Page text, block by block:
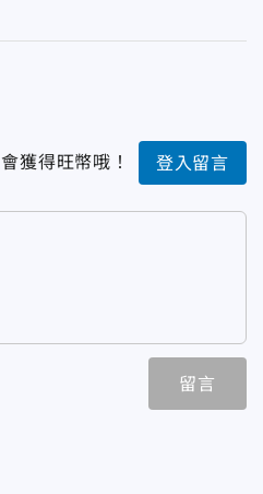
獲得旺幣哦！ 登入留言
留言